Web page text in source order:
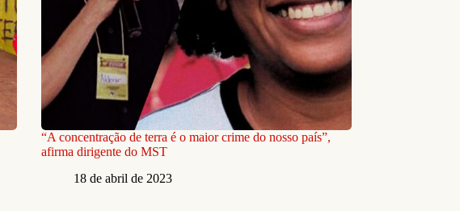
“A concentração de terra é o maior crime do nosso país”,
afirma dirigente do MST
18 de abril de 2023